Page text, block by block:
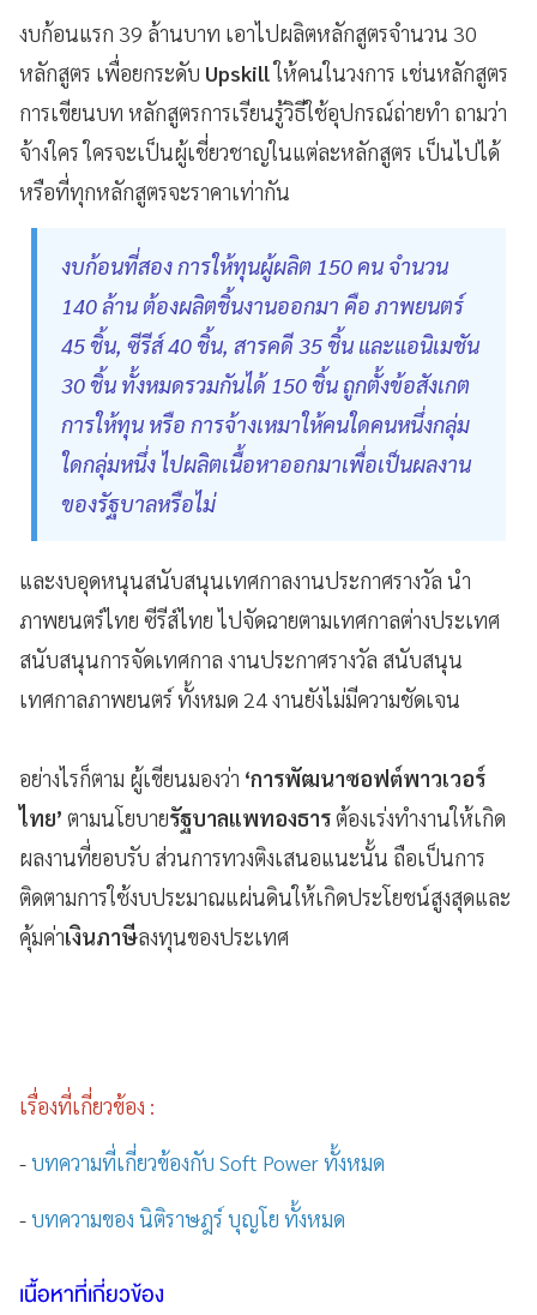
งบก้อนแรก 39 ล้านบาท เอาไปผลิตหลักสูตรจำนวน 30
หลักสูตร เพื่อยกระดับ Upskillให้คนในวงการ เช่นหลักสูตร
การเขียนบท หลักสูตรการเรียนรู้วิธีใช้อุปกรณ์ถ่ายทำ ถามว่า
จ้างใคร ใครจะเป็นผู้เชี่ยวชาญในแต่ละหลักสูตร เป็นไปได้
หรือที่ทุกหลักสูตรจะราคาเท่ากัน
งบก้อนที่สอง การให้ทุนผู้ผลิต 150 คน จำนวน
140 ล้าน ต้องผลิตชิ้นงานออกมา คือ ภาพยนตร์
45 ชิ้น, ซีรีส์ 40 ชิ้น, สารคดี 35 ชิ้น และแอนิเมชัน
30 ชิ้น ทั้งหมดรวมกันได้ 150 ชิ้น ถูกตั้งข้อสังเกต
การให้ทุน หรือ การจ้างเหมาให้คนใดคนหนึ่งกลุ่ม
ใดกลุ่มหนึ่ง ไปผลิตเนื้อหาออกมาเพื่อเป็นผลงาน
ของรัฐบาลหรือไม่
และงบอุดหนุนสนับสนุนเทศกาลงานประกาศรางวัล นำ
ภาพยนตร์ไทย ซีรีส์ไทย ไปจัดฉายตามเทศกาลต่างประเทศ
สนับสนุนการจัดเทศกาล งานประกาศรางวัล สนับสนุน
เทศกาลภาพยนตร์ ทั้งหมด 24 งานยังไม่มีความชัดเจน
อย่างไรก็ตาม ผู้เขียนมองว่า ‘การพัฒนาซอฟต์พาวเวอร์
ไทย’ ตามนโยบายรัฐบาลแพทองธารต้องเร่งทำงานให้เกิด
ผลงานที่ยอบรับ ส่วนการทวงติงเสนอแนะนั้น ถือเป็นการ
ติดตามการใช้งบประมาณแผ่นดินให้เกิดประโยชน์สูงสุดและ
คุ้มค่าเงินภาษีลงทุนของประเทศ
เรื่องที่เกี่ยวข้อง :
-บทความที่เกี่ยวข้องกับ Soft Power ทั้งหมด
-บทความของ นิติราษฎร์ บุญโย ทั้งหมด
เนื้อหาที่เกี่ยวข้อง